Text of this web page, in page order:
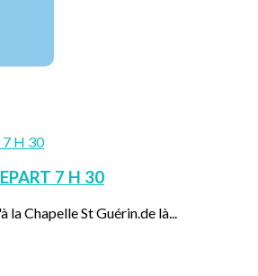
7 H 30
Chapelle St Guérin.de là...